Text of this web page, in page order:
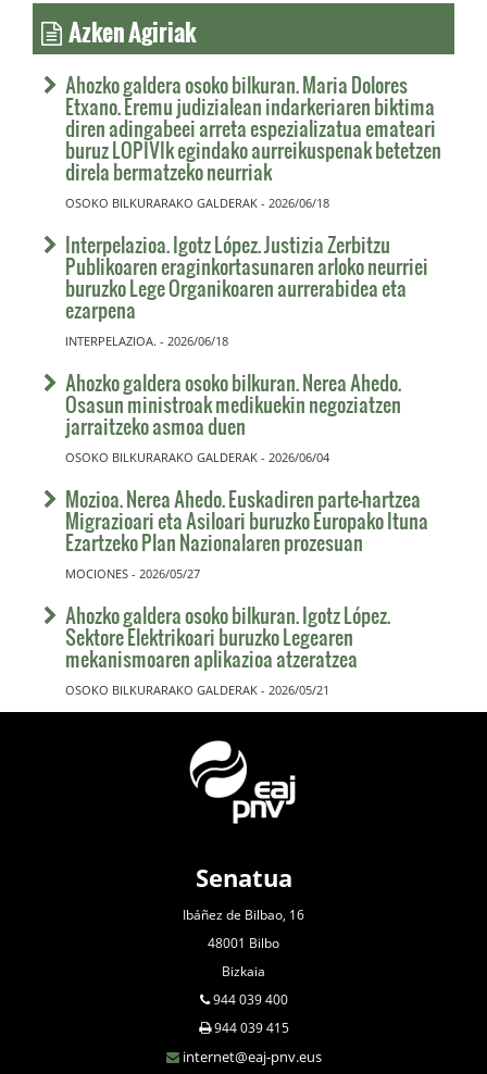
Azken Agiriak
Ahozko galdera osoko bilkuran. Maria Dolores
Etxano. Eremu judizialean indarkeriaren biktima
diren adingabeei arreta espezializatua emateari
buruz LOPIVIk egindako aurreikuspenak betetzen
direla bermatzeko neurriak
OSOKO BILKURARAKO GALDERAK - 2026/06/18
Interpelazioa. Igotz López. Justizia Zerbitzu
Publikoaren eraginkortasunaren arloko neurriei
buruzko Lege Organikoaren aurrerabidea eta
ezarpena
INTERPELAZIOA. - 2026/06/18
Ahozko galdera osoko bilkuran. Nerea Ahedo.
Osasun ministroak medikuekin negoziatzen
jarraitzeko asmoa duen
OSOKO BILKURARAKO GALDERAK - 2026/06/04
Mozioa. Nerea Ahedo. Euskadiren parte-hartzea
Migrazioari eta Asiloari buruzko Europako Ituna
Ezartzeko Plan Nazionalaren prozesuan
MOCIONES - 2026/05/27
Ahozko galdera osoko bilkuran. Igotz López.
Sektore Elektrikoari buruzko Legearen
mekanismoaren aplikazioa atzeratzea
OSOKO BILKURARAKO GALDERAK - 2026/05/21
Senatua
Ibáñez de Bilbao, 16
48001 Bilbo
Bizkaia
944 039 400
944 039 415
internet@eaj-pnv.eus